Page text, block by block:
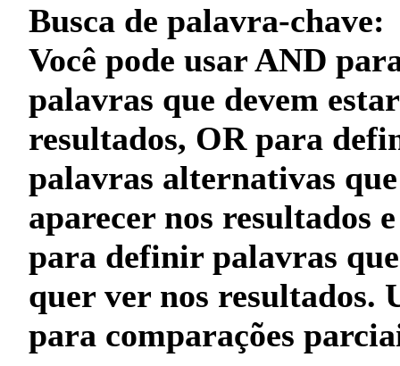
Busca de palavra-chave:
Você pode usarAND
palavras que devem
resultados, ORpara
palavras alternativas
aparecer nos resultados
para definir palavras
quer ver nos resultados.
para comparações